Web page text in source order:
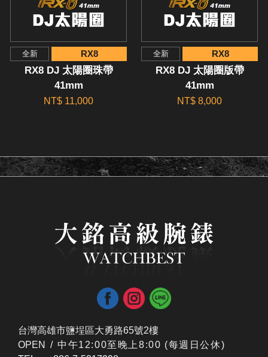
全新 RX8
RX8 DJ 太陽圈珠帶
41mm
NT$ 11,000
全新 RX8
RX8 DJ 太陽圈版帶
41mm
NT$ 8,000
台灣高雄市鹽埕區大勇路65號2樓
OPEN / ​中午12:00至晚上8:00 (每週日公休)